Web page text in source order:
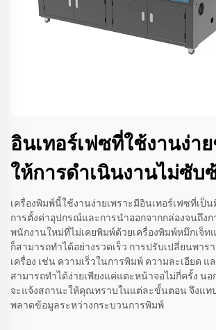
อินเทอร์เฟซที่ใช้งานง่า
ให้การดำเนินงานไม่ซับ
เครื่องพิมพ์นี้ใช้งานง่ายเพราะมีอินเทอร์เฟซที่เป็
การตั้งค่าอุปกรณ์และการนำออกจากกล่องจนถึงก
พนักงานใหม่ที่ไม่เคยพิมพ์ด้วยเครื่องพิมพ์หมึกเจ็
ก็สามารถทำได้อย่างรวดเร็ว การปรับเปลี่ยนพาร
เครื่อง เช่น ความเร็วในการพิมพ์ ความละเอียด
สามารถทำได้ง่ายเพียงแค่แตะหน้าจอไม่กี่ครั้ง น
จะแจ้งสถานะให้คุณทราบในแต่ละขั้นตอน จึงแท
พลาดข้อมูลระหว่างกระบวนการพิมพ์